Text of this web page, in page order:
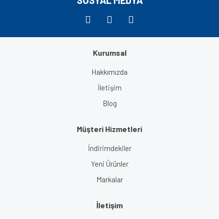
Kurumsal
Hakkımızda
İletişim
Blog
Müşteri Hizmetleri
İndirimdekiler
Yeni Ürünler
Markalar
İletişim